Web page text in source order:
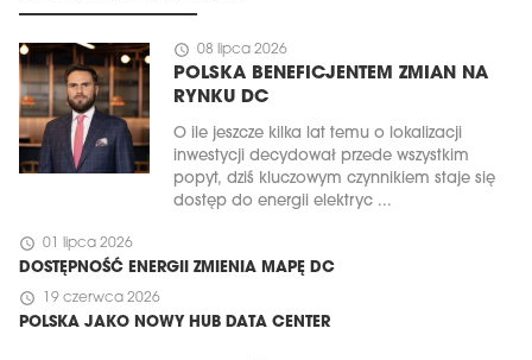
schedule 08 lipca 2026
POLSKA BENEFICJENTEM ZMIAN NA
RYNKU DC
O ile jeszcze kilka lat temu o lokalizacji
inwestycji decydował przede wszystkim
popyt, dziś kluczowym czynnikiem staje się
dostęp do energii elektryc ...
schedule 01 lipca 2026
DOSTĘPNOŚĆ ENERGII ZMIENIA MAPĘ DC
schedule 19 czerwca 2026
POLSKA JAKO NOWY HUB DATA CENTER